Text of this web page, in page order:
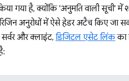
गया है, क्योंकि 'अनुमति वाली सूची' में
अनुरोधों में ऐसे हेडर अटैच किए जा
और क्लाइंट, डिजिटल एसेट लिंकका